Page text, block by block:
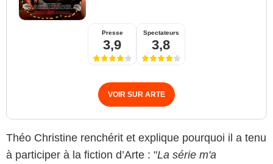
Presse
3,9
Spectateurs
3,8
VOIR SUR ARTE
Théo Christine renchérit et explique pourquoi il a tenu
à participer à la fiction d’Arte : "La série m'a